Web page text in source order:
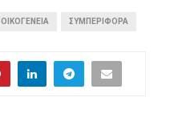
ΟΙΚΟΓΈΝΕΙΑ ΣΥΜΠΕΡΙΦΟΡΆ